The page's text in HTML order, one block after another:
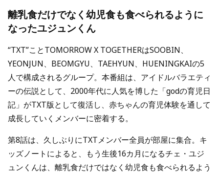
離乳食だけでなく幼児食も食べられるように
なったユジュンくん
“TXT”ことTOMORROW X TOGETHERはSOOBIN、
YEONJUN、BEOMGYU、TAEHYUN、HUENINGKAIの5
人で構成されるグループ。本番組は、アイドルバラエティ
ーの伝説として、2000年代に人気を博した「godの育児日
記」がTXT版として復活し、赤ちゃんの育児体験を通して
成長していくメンバーに密着する。
第8話は、久しぶりにTXTメンバー全員が部屋に集合。キ
ッズノートによると、もう生後16カ月になるチェ・ユジ
ュンくんは、離乳食だけではなく幼児食も食べられるよう